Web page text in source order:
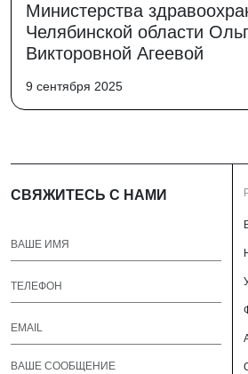
Министерства
Челябинской области
Викторовной Агеевой
9 сентября 2025
СВЯЖИТЕСЬ С НАМИ